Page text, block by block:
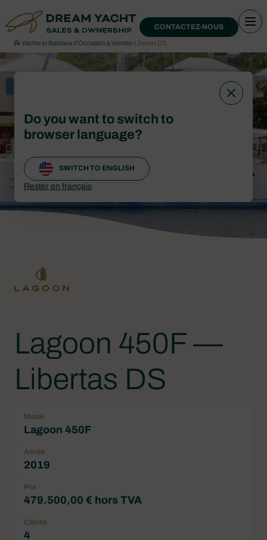
CONTACTEZ-NOUS
›Yachts et Bateaux d’Occasion à Vendre›Libertas DS
Lagoon 450F —
Libertas DS
Model
Lagoon 450F
Année
2019
Prix
479.500,00 € hors TVA
Cabins
4
Do you want to switch to
browser language?
SWITCH TO ENGLISH
Rester en français